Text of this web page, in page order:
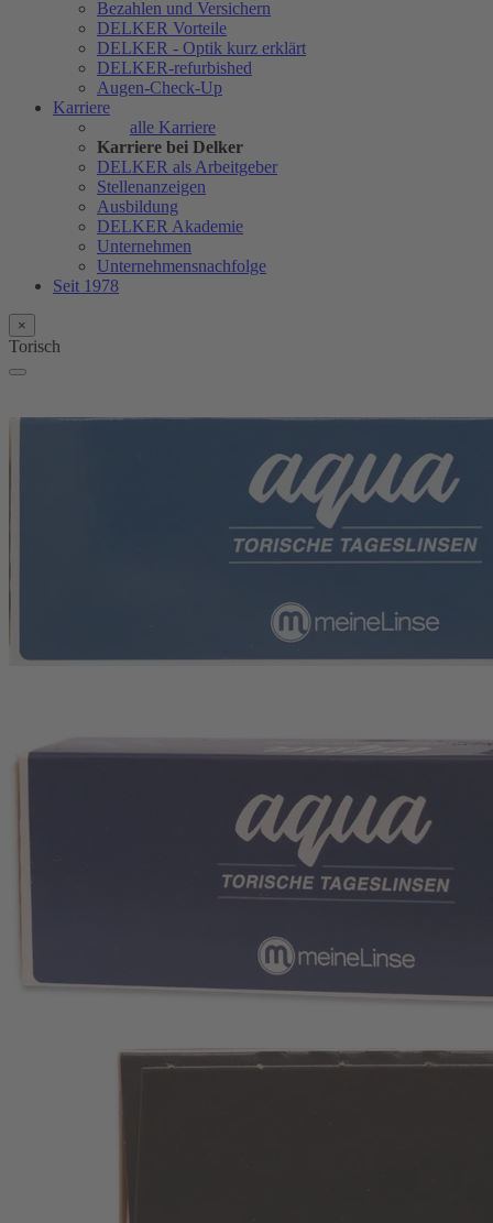
Bezahlen und Versichern
DELKER Vorteile
DELKER - Optik kurz erklärt
DELKER-refurbished
Augen-Check-Up
Karriere
alle Karriere
Karriere bei Delker
DELKER als Arbeitgeber
Stellenanzeigen
Ausbildung
DELKER Akademie
Unternehmen
Unternehmensnachfolge
Seit 1978
×
Torisch